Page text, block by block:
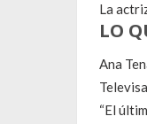
La
LO
Ana
“El